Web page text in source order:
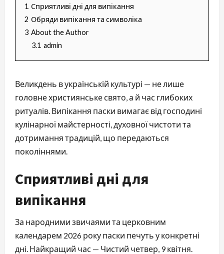
1 Сприятливі дні для випікання
2 Обряди випікання та символіка
3 About the Author
3.1 admin
Великдень в українській культурі — не лише
головне християнське свято, а й час глибоких
ритуалів. Випікання паски вимагає від господині
кулінарної майстерності, духовної чистоти та
дотримання традицій, що передаються
поколіннями.
Сприятливі дні для
випікання
За народними звичаями та церковним
календарем 2026 року паски печуть у конкретні
дні. Найкращий час — Чистий четвер, 9 квітня.